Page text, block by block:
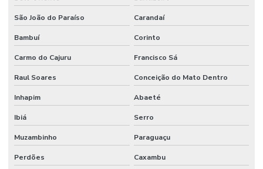
São João do Paraíso Carandaí
Bambuí Corinto
Carmo do Cajuru Francisco Sá
Raul Soares Conceição do Mato Dentro
Inhapim Abaeté
Ibiá Serro
Muzambinho Paraguaçu
Perdões Caxambu